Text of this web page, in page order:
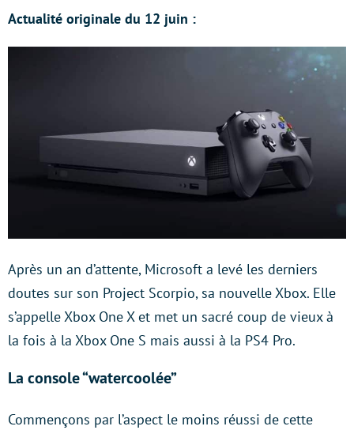
Actualité originale du 12 juin :
Après un an d’attente, Microsoft a levé les derniers
doutes sur son Project Scorpio, sa nouvelle Xbox. Elle
s’appelle Xbox One X et met un sacré coup de vieux à
la fois à la Xbox One S mais aussi à la PS4 Pro.
La console “watercoolée”
Commençons par l’aspect le moins réussi de cette